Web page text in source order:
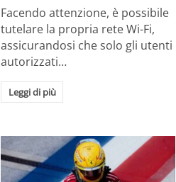
Facendo attenzione, è possibile
tutelare la propria rete Wi-Fi,
assicurandosi che solo gli utenti
autorizzati…
Leggi di più